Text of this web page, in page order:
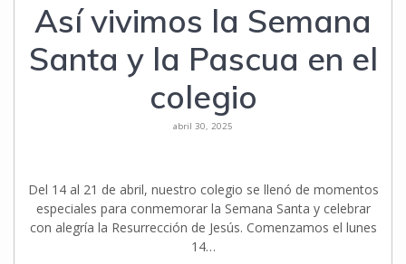
Así vivimos la Semana
Santa y la Pascua en el
colegio
abril 30, 2025
Del 14 al 21 de abril, nuestro colegio se llenó de momentos
especiales para conmemorar la Semana Santa y celebrar
con alegría la Resurrección de Jesús. Comenzamos el lunes
14…